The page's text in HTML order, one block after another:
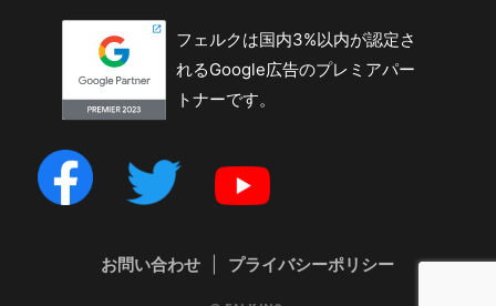
フェルクは国内3%以内が認定さ
れるGoogle広告のプレミアパー
トナーです。
お問い合わせ プライバシーポリシー